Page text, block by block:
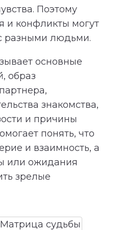
Поэтому
и конфликты могут
разными людьми.
основные
образ
знакомства,
и причины
понять, что
и взаимность, а
или ожидания
зрелые